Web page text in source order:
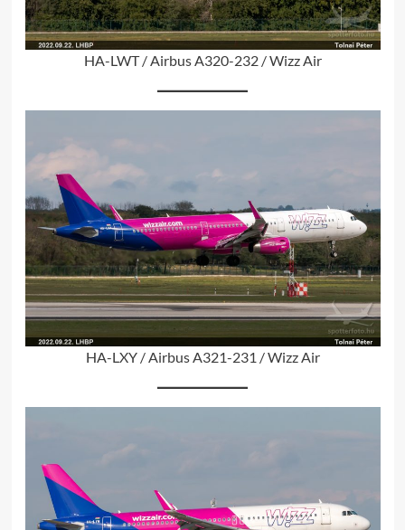
HA-LWT / Airbus A320-232 / Wizz Air
HA-LXY / Airbus A321-231 / Wizz Air